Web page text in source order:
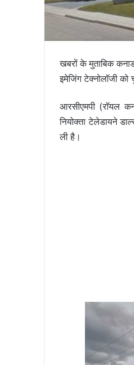
खबरों के मुताबिक
इमे‍जिंग टेक्नोलॉजी को
आरसीएमपी (रॉयल
नियोक्ता टेलेडायने
ली है।